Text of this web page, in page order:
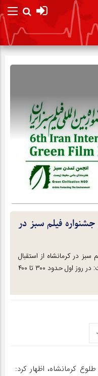
فیلم سبز در
سبز در کرمانشاه از استقبال
خوب مردم از این جشنواره خبر داد و گفت: در روز اول حدود ۳۰۰ تا ۴۰۰
کرمانشاه، اظهار کرد: